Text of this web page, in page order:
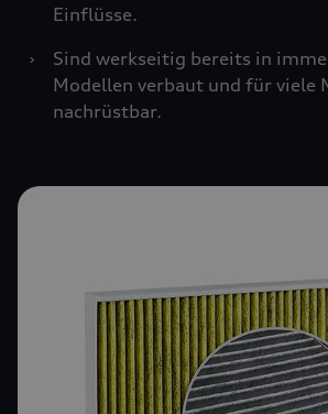
Einflüsse.
›
Sind werkseitig bereits in
Modellen verbaut und für viele
nachrüstbar.